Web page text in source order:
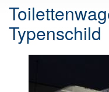
Typenschild